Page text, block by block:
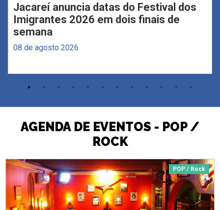
Jacareí anuncia datas do Festival dos
Imigrantes 2026 em dois finais de
semana
08 de agosto 2026
AGENDA DE EVENTOS - POP /
ROCK
POP / Rock